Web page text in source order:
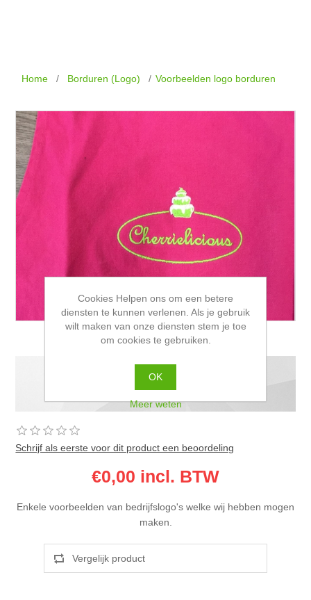
Home / Borduren (Logo) / Voorbeelden logo borduren
Voorbeelden logo borduren
Schrijf als eerste voor dit product een beoordeling
€0,00 incl. BTW
Enkele voorbeelden van bedrijfslogo's welke wij hebben mogen
maken.
Cookies Helpen ons om een betere
diensten te kunnen verlenen. Als je gebruik
wilt maken van onze diensten stem je toe
om cookies te gebruiken.
OK
Meer weten